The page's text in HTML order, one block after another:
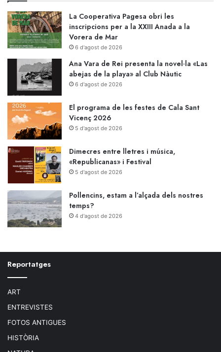
La Cooperativa Pagesa obri les
inscripcions per a la XXIII Anada a la
Vorera de Mar
6 d'agost de 2026
Ana Vara de Rei presenta la novel·la «Las
abejas de la playa» al Club Nàutic
6 d'agost de 2026
El programa de les festes de Cala Sant
Vicenç 2026
5 d'agost de 2026
Dimecres entre lletres i música,
«Republicanas» i Festival
5 d'agost de 2026
Pollencins, estam a l’alçada dels nostres
temps?
4 d'agost de 2026
Reportatges
ART
ENTREVISTES
FOTOS ANTIGUES
HISTÒRIA